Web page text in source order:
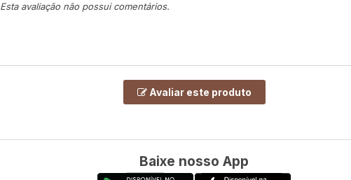
Esta avaliação não possui comentários.
Avaliar este produto
Baixe nosso App